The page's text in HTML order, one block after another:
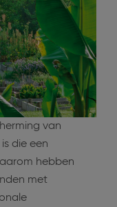
van
die een
hebben
met